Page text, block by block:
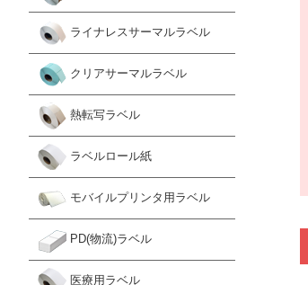
ライナレスサーマルラベル
クリアサーマルラベル
熱転写ラベル
ラベルロール紙
モバイルプリンタ用ラベル
PD(物流)ラベル
医療用ラベル